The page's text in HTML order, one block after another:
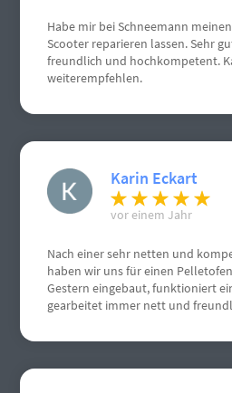
Habe mir bei Schneemann
Scooter reparieren lassen. Sehr
freundlich und hochkompetent.
weiterempfehlen.
Karin Eckart
vor einem Jahr
Nach einer sehr netten und
haben wir uns für einen
Gestern eingebaut, funktioniert
gearbeitet immer nett und
Geschäfte. Grüße aus Gau